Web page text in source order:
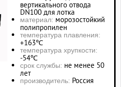
вертикального отвода
DN100 для лотка
материал: морозостойкий
полипропилен
температура плавления:
+163℃
температура хрупкости:
-54℃
срок службы: не менее 50
лет
производитель: Россия